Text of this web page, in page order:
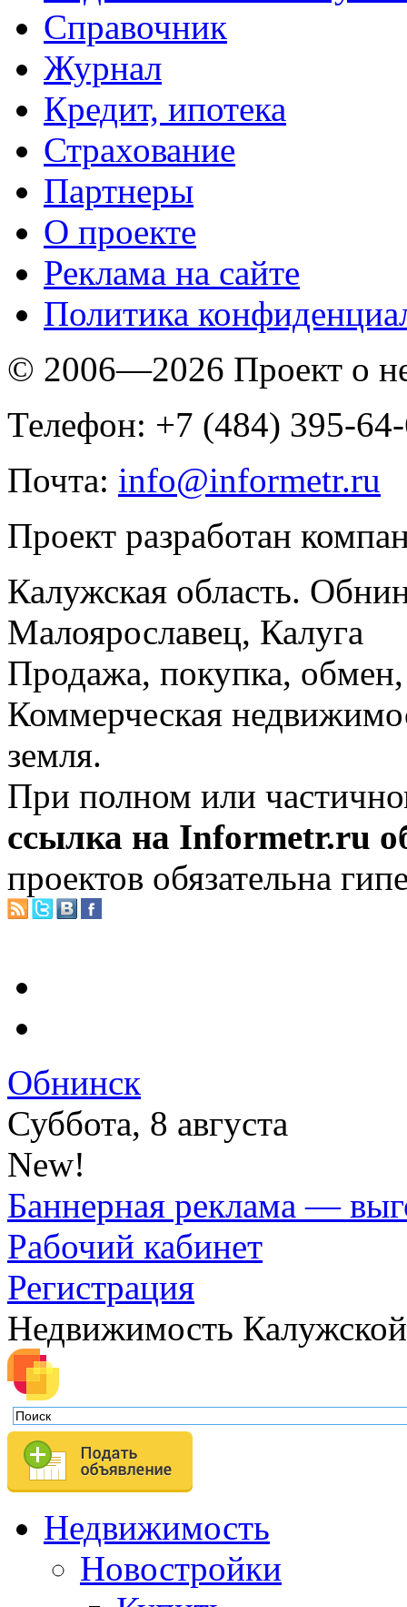
Справочник
Журнал
Кредит, ипотека
Страхование
Партнеры
O проекте
Реклама на сайте
Политика
© 2006—2026 Проект о
Телефон: +7 (484) 395-
Почта: info@informetr.ru
Проект разработан
Калужская область.
Малоярославец, Калуга
Продажа, покупка, обмен,
Коммерческая
земля.
При полном или
ссылка на Informetr.ru
проектов обязательна
Обнинск
Суббота, 8 августа
New!
Баннерная реклама —
Рабочий кабинет
Регистрация
Недвижимость
Недвижимость
Новостройки